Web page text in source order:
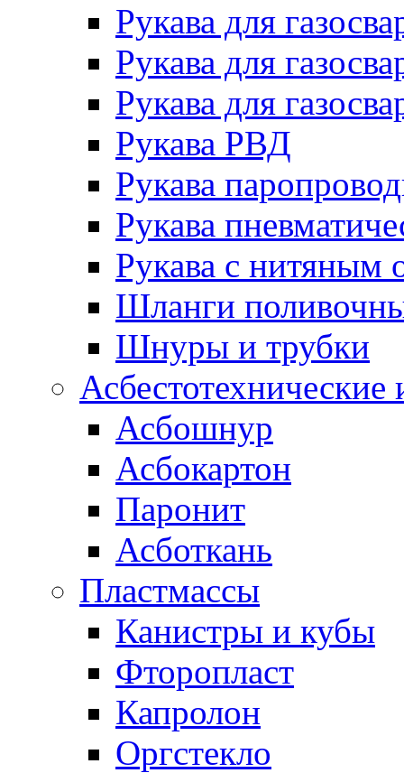
Рукава для
Рукава для
Рукава для
Рукава РВД
Рукава
Рукава
Рукава с нитяным
Шланги
Шнуры и трубки
Асбестотехнические
Асбошнур
Асбокартон
Паронит
Асботкань
Пластмассы
Канистры и кубы
Фторопласт
Капролон
Оргстекло